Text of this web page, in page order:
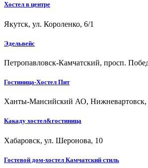
Хостел в центре
Якутск, ул. Короленко, 6/1
Эдельвейс
Петропавловск-Камчатский, просп.
Гостиница-Хостел Пит
Ханты-Мансийский АО, Нижневартовск,
Какаду хостел&гостиница
Хабаровск, ул. Шеронова, 10
Гостевой дом-хостел Камчатский стиль